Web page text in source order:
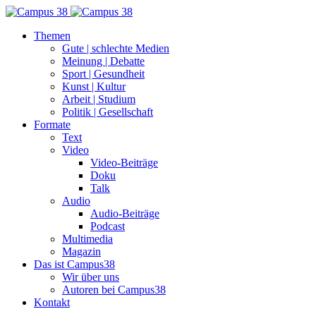
Themen
Gute | schlechte Medien
Meinung | Debatte
Sport | Gesundheit
Kunst | Kultur
Arbeit | Studium
Politik | Gesellschaft
Formate
Text
Video
Video-Beiträge
Doku
Talk
Audio
Audio-Beiträge
Podcast
Multimedia
Magazin
Das ist Campus38
Wir über uns
Autoren bei Campus38
Kontakt